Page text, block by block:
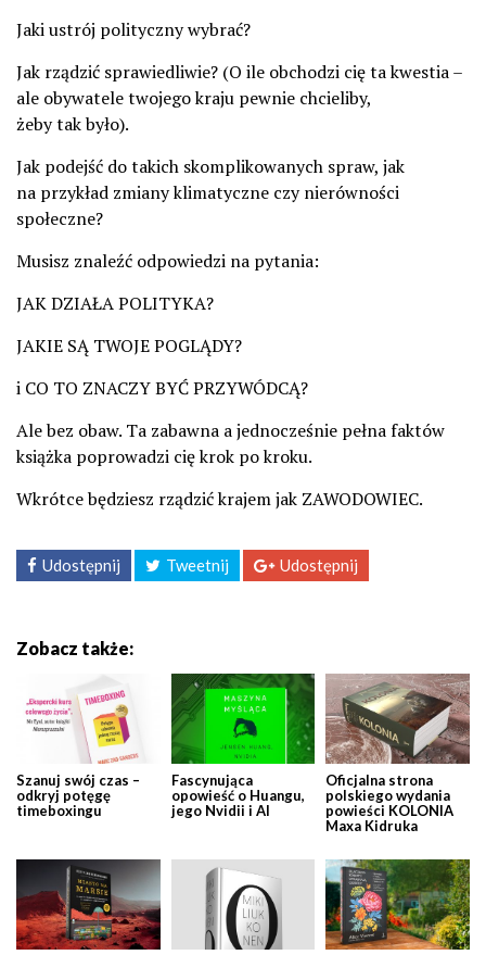
Jaki ustrój polityczny wybrać?
Jak rządzić sprawiedliwie? (O ile obchodzi cię ta kwestia –
ale obywatele twojego kraju pewnie chcieliby,
żeby tak było).
Jak podejść do takich skomplikowanych spraw, jak
na przykład zmiany klimatyczne czy nierówności
społeczne?
Musisz znaleźć odpowiedzi na pytania:
JAK DZIAŁA POLITYKA?
JAKIE SĄ TWOJE POGLĄDY?
i CO TO ZNACZY BYĆ PRZYWÓDCĄ?
Ale bez obaw. Ta zabawna a jednocześnie pełna faktów
książka poprowadzi cię krok po kroku.
Wkrótce będziesz rządzić krajem jak ZAWODOWIEC.
Udostępnij Tweetnij Udostępnij
Zobacz także:
Szanuj swój czas –
odkryj potęgę
timeboxingu
Fascynująca
opowieść o Huangu,
jego Nvidii i AI
Oficjalna strona
polskiego wydania
powieści KOLONIA
Maxa Kidruka